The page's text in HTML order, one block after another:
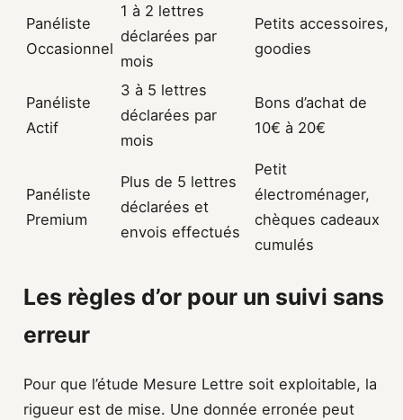
Panéliste
Occasionnel
1 à 2 lettres
déclarées par
mois
Petits accessoires,
goodies
Panéliste
Actif
3 à 5 lettres
déclarées par
mois
Bons d’achat de
10€ à 20€
Panéliste
Premium
Plus de 5 lettres
déclarées et
envois effectués
Petit
électroménager,
chèques cadeaux
cumulés
Les règles d’or pour un suivi sans
erreur
Pour que l’étude Mesure Lettre soit exploitable, la
rigueur est de mise. Une donnée erronée peut